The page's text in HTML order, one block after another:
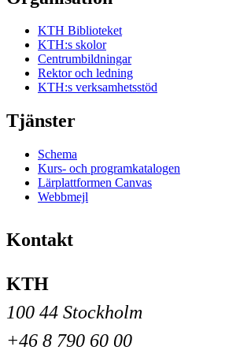
KTH Biblioteket
KTH:s skolor
Centrumbildningar
Rektor och ledning
KTH:s verksamhetsstöd
Tjänster
Schema
Kurs- och programkatalogen
Lärplattformen Canvas
Webbmejl
Kontakt
KTH
100 44 Stockholm
+46 8 790 60 00